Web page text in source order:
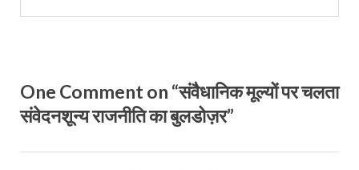
One Comment on “संवैधानिक मूल्यों पर चलता
संवेदनशून्य राजनीति का बुलडोज़र”